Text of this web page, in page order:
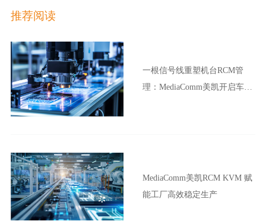
推荐阅读
一根信号线重塑机台RCM管
理：MediaComm美凯开启车企
MediaComm美凯RCM KVM 赋
能工厂高效稳定生产